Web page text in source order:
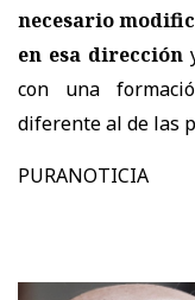
necesario
en esa dirección
con una
diferente al de las
PURANOTICIA